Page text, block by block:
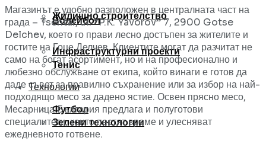
Волейбол
Тенис
Футбол
Жилищно строителство
Инфраструктурни проекти
Технологии
Зелени технологии
Магазинът е удобно разположен в централната част на
града – Tsentar, ul. “P.K. Yavorov” 7, 2900 Gotse
Delchev, което го прави лесно достъпен за жителите и
гостите на Гоце Делчев. Клиентите могат да разчитат не
само на богат асортимент, но и на професионално и
любезно обслужване от екипа, който винаги е готов да
даде съвет за правилно съхранение или за избор на най-
подходящо месо за дадено ястие. Освен прясно месо,
Месарница България предлага и полуготови
специалитети, които пестят време и улесняват
ежедневното готвене.